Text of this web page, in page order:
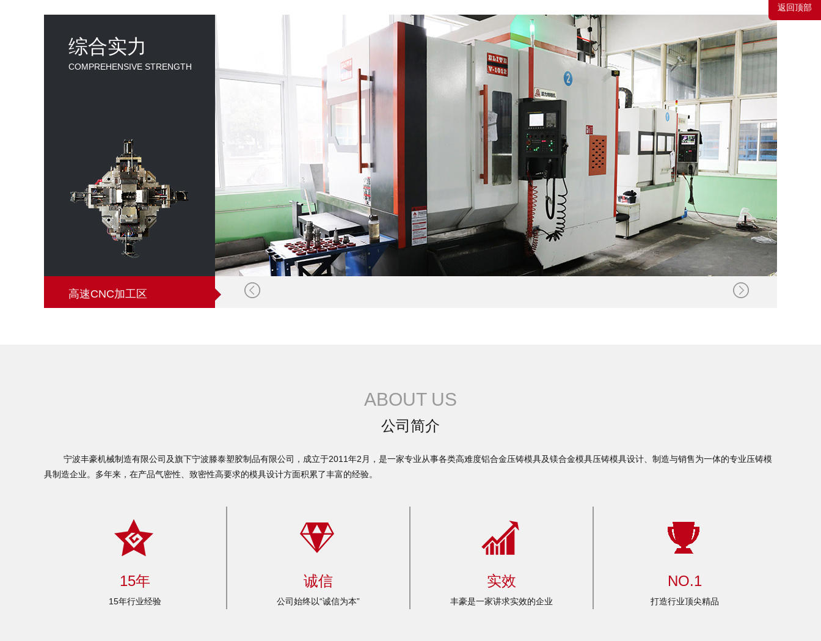
综合实力
COMPREHENSIVE STRENGTH
高速CNC加工区
ABOUT US
公司简介
宁波丰豪机械制造有限公司及旗下宁波滕泰塑胶制品有限公司，成立于2011年2月，是一家专业从事各类高难度铝合金压铸模具及镁合金模具压铸模具设计、制造与销售为一体的专业压铸模
具制造企业。多年来，在产品气密性、致密性高要求的模具设计方面积累了丰富的经验。
15年
15年行业经验
诚信
公司始终以“诚信为本”
实效
丰豪是一家讲求实效的企业
NO.1
打造行业顶尖精品
返回顶部